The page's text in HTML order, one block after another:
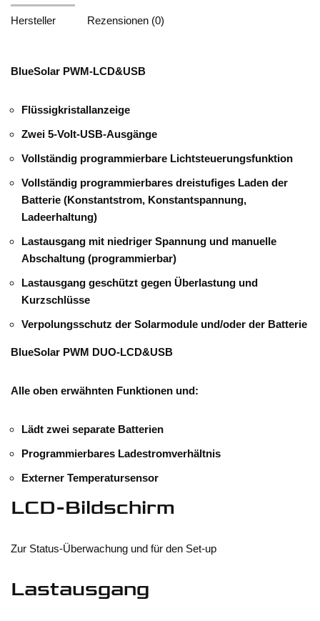
Hersteller Rezensionen (0)
BlueSolar PWM-LCD&USB
Flüssigkristallanzeige
Zwei 5-Volt-USB-Ausgänge
Vollständig programmierbare Lichtsteuerungsfunktion
Vollständig programmierbares dreistufiges Laden der
Batterie (Konstantstrom, Konstantspannung,
Ladeerhaltung)
Lastausgang mit niedriger Spannung und manuelle
Abschaltung (programmierbar)
Lastausgang geschützt gegen Überlastung und
Kurzschlüsse
Verpolungsschutz der Solarmodule und/oder der Batterie
BlueSolar PWM DUO-LCD&USB
Alle oben erwähnten Funktionen und:
Lädt zwei separate Batterien
Programmierbares Ladestromverhältnis
Externer Temperatursensor
LCD-Bildschirm
Zur Status-Überwachung und für den Set-up
Lastausgang